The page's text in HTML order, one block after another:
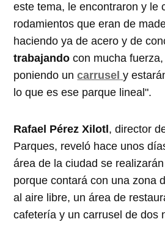
este tema, le encontraron y le
rodamientos que eran de
haciendo ya de acero y de
trabajando con mucha
poniendo uncarrusel y
lo que es ese parque lineal".
Rafael Pérez Xilotl , director
Parques, reveló hace unos
área de la ciudad se
porque contará con una zona
al aire libre, un área de
cafetería y un carrusel de dos